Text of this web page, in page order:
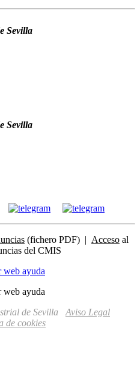
Sevilla
Sevilla
(fichero PDF) | Acceso al
del CMIS
de Sevilla Aviso Legal
de cookies